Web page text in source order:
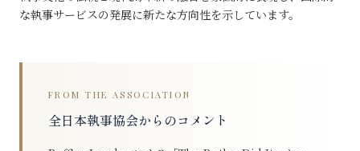
な執事サービスの発展に新たな方向性を示しています。
FROM THE ASSOCIATION
全日本執事協会からのコメント